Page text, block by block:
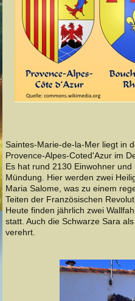
Saintes-Marie-de-la-Mer liegt in
Provence-Alpes-Coted'Azur im
Es hat rund 2130 Einwohner
Mündung. Hier werden zwei
Maria Salome, was zu einem
Teiten der Französischen
Heute finden jährlich zwei
statt. Auch die Schwarze Sara
verehrt.